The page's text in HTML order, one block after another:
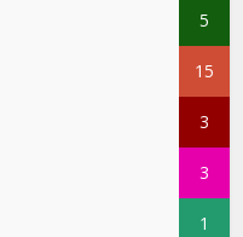
5
15
3
3
1